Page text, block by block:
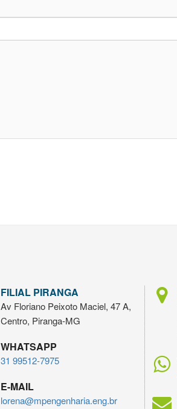
FILIAL PIRANGA
Av Floriano Peixoto Maciel, 47 A,
Centro, Piranga-MG
WHATSAPP
31 99512-7975
E-MAIL
lorena@mpengenharia.eng.br